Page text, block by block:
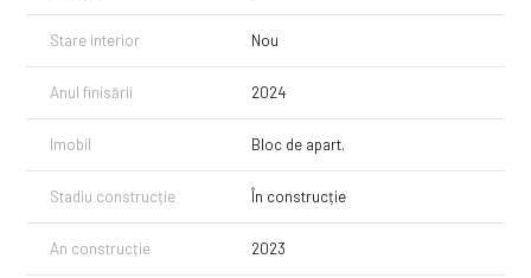
Stare interior Nou
Anul finisării 2024
Imobil Bloc de apart.
Stadiu construcție În construcție
An construcție 2023